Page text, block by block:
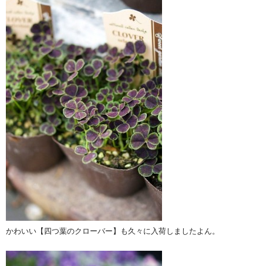
かわいい【四つ葉のクローバー】も久々に入荷しましたよん。